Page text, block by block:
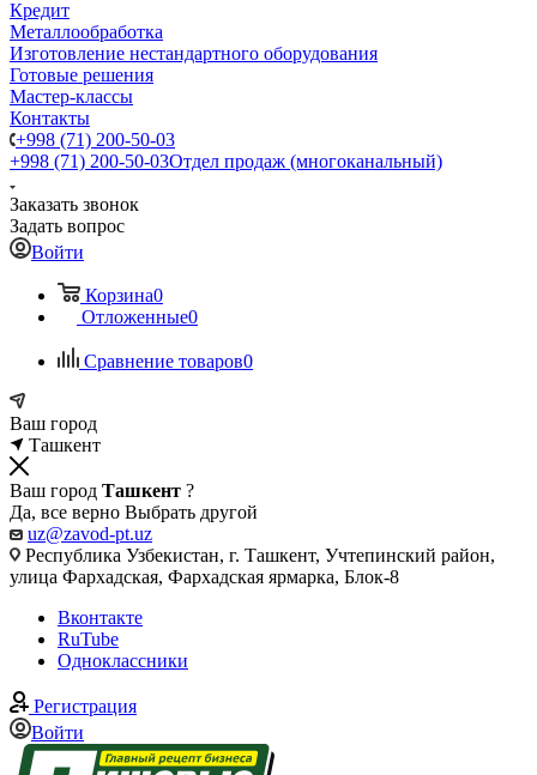
Кредит
Металлообработка
Изготовление нестандартного оборудования
Готовые решения
Мастер-классы
Контакты
+998 (71) 200-50-03
+998 (71) 200-50-03Отдел продаж (многоканальный)
Заказать звонок
Задать вопрос
Войти
Корзина0
Отложенные0
Сравнение товаров0
Ваш город
Ташкент
Ваш город Ташкент ?
Да, все верно Выбрать другой
uz@zavod-pt.uz
Республика Узбекистан, г. Ташкент, Учтепинский район,
улица Фархадская, Фархадская ярмарка, Блок-8
Вконтакте
RuTube
Одноклассники
Регистрация
Войти